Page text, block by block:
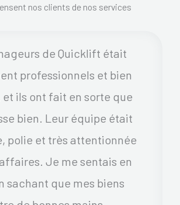
nos clients de nos services
de Quicklift était
professionnels et bien
et ils ont fait en sorte que
bien. Leur équipe était
polie et très attentionnée
Je me sentais en
sachant que mes biens